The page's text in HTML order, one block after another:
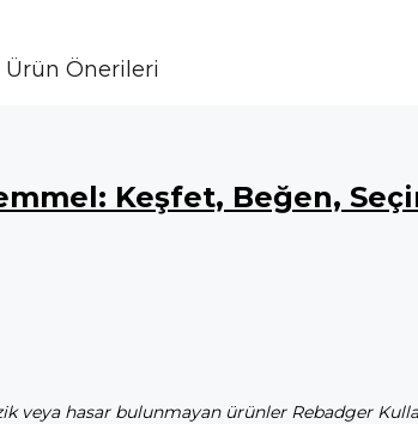
Ürün Önerileri
Keşfet, Beğen,
veya hasar bulunmayan ürünler Rebadger